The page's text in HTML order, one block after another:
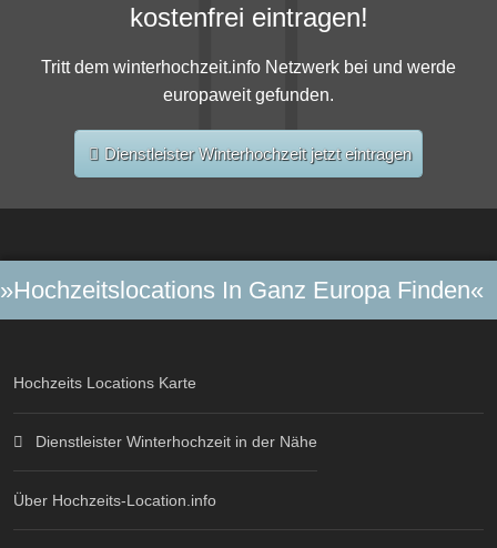
kostenfrei eintragen!
Tritt dem winterhochzeit.info Netzwerk bei und werde
europaweit gefunden.
Dienstleister Winterhochzeit jetzt eintragen
»Hochzeitslocations In Ganz Europa Finden«
Hochzeits Locations Karte
Dienstleister Winterhochzeit in der Nähe
Über Hochzeits-Location.info